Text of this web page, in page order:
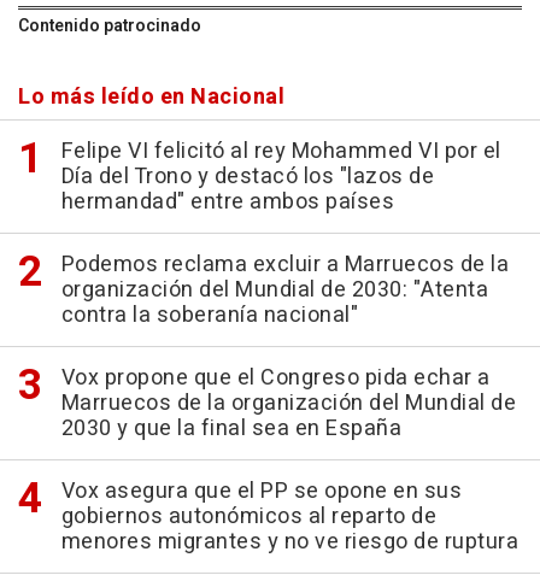
Contenido patrocinado
Lo más leído en Nacional
Felipe VI felicitó al rey Mohammed VI por el
Día del Trono y destacó los "lazos de
hermandad" entre ambos países
Podemos reclama excluir a Marruecos de la
organización del Mundial de 2030: "Atenta
contra la soberanía nacional"
Vox propone que el Congreso pida echar a
Marruecos de la organización del Mundial de
2030 y que la final sea en España
Vox asegura que el PP se opone en sus
gobiernos autonómicos al reparto de
menores migrantes y no ve riesgo de ruptura